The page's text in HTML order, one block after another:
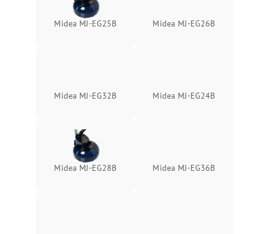
Midea MJ-EG25B Midea MJ-EG26B
Midea MJ-EG32B Midea MJ-EG24B
Midea MJ-EG28B Midea MJ-EG36B